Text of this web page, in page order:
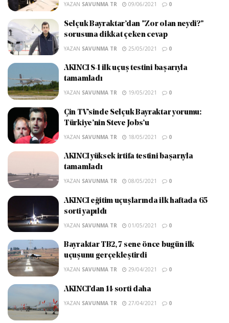
YAZAN SAVUNMA TR 09/06/2021 0
Selçuk Bayraktar’dan ”Zor olan neydi?”
sorusuna dikkat çeken cevap
YAZAN SAVUNMA TR 25/05/2021 0
AKINCI S-1 ilk uçuş testini başarıyla
tamamladı
YAZAN SAVUNMA TR 19/05/2021 0
Çin TV’sinde Selçuk Bayraktar yorumu:
Türkiye’nin Steve Jobs’u
YAZAN SAVUNMA TR 18/05/2021 0
AKINCI yüksek irtifa testini başarıyla
tamamladı
YAZAN SAVUNMA TR 08/05/2021 0
AKINCI eğitim uçuşlarında ilk haftada 65
sorti yapıldı
YAZAN SAVUNMA TR 01/05/2021 0
Bayraktar TB2, 7 sene önce bugün ilk
uçuşunu gerçekleştirdi
YAZAN SAVUNMA TR 29/04/2021 0
AKINCI’dan 14 sorti daha
YAZAN SAVUNMA TR 27/04/2021 0